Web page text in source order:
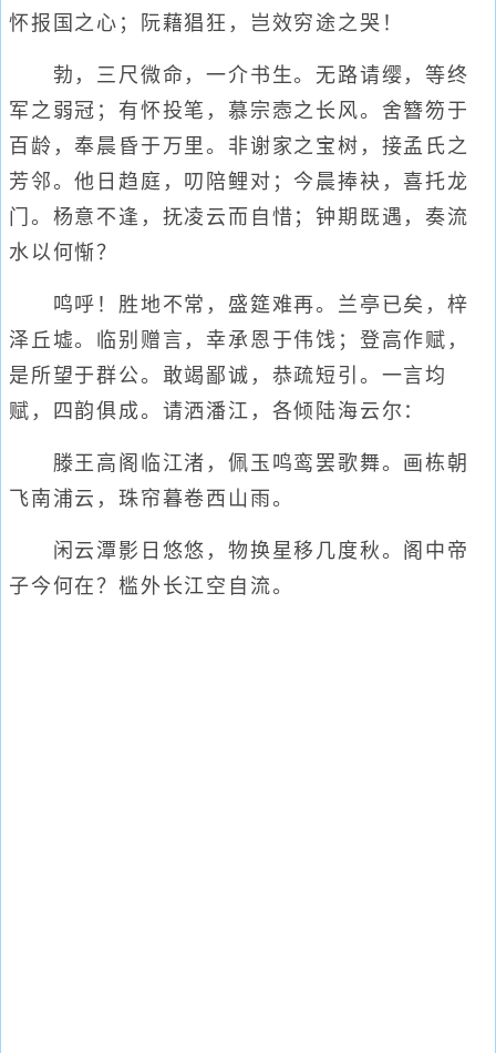
怀报国之心；阮藉猖狂，岂效穷途之哭！
勃，三尺微命，一介书生。无路请缨，等终
军之弱冠；有怀投笔，慕宗悫之长风。舍簪笏于
百龄，奉晨昏于万里。非谢家之宝树，接孟氏之
芳邻。他日趋庭，叨陪鲤对；今晨捧袂，喜托龙
门。杨意不逢，抚凌云而自惜；钟期既遇，奏流
水以何惭？
鸣呼！胜地不常，盛筵难再。兰亭已矣，梓
泽丘墟。临别赠言，幸承恩于伟饯；登高作赋，
是所望于群公。敢竭鄙诚，恭疏短引。一言均
赋，四韵俱成。请洒潘江，各倾陆海云尔：
滕王高阁临江渚，佩玉鸣鸾罢歌舞。画栋朝
飞南浦云，珠帘暮卷西山雨。
闲云潭影日悠悠，物换星移几度秋。阁中帝
子今何在？槛外长江空自流。